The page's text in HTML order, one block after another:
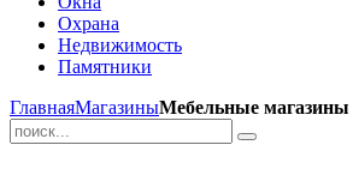
Охрана
Недвижимость
Памятники
ГлавнаяМагазиныМебельные магазины